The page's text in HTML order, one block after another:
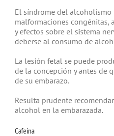
El síndrome del alcoholismo
malformaciones congénitas,
y efectos sobre el sistema
deberse al consumo de
La lesión fetal se puede
de la concepción y antes de
de su embarazo.
Resulta prudente
alcohol en la embarazada.
Cafeína